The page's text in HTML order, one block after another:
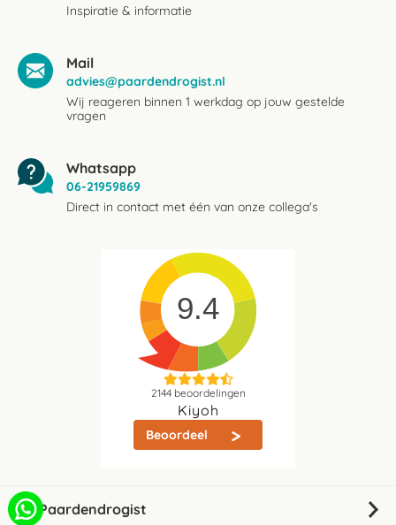
Inspiratie & informatie
Mail
advies@paardendrogist.nl
Wij reageren binnen 1 werkdag op jouw gestelde
vragen
Whatsapp
06-21959869
Direct in contact met één van onze collega's
9.4
2144beoordelingen
Kiyoh
Beoordeel
De Paardendrogist